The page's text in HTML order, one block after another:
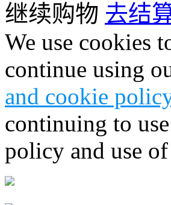
继续购物 去结
We use cookies
continue using
and cookie
continuing to
policy and use